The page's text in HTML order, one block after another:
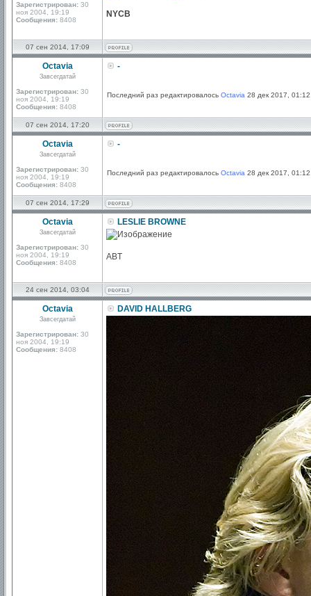
Зарегистрирован: 30
ноя 2004, 19:19
Сообщения: 8408
NYCB
07 сен 2014, 17:09
Octavia
Завсегдатай
Зарегистрирован: 30
ноя 2004, 19:19
Сообщения: 8408
-
Последний раз редактировалось Octavia 28 дек 2017,
07 сен 2014, 17:20
Octavia
Завсегдатай
Зарегистрирован: 30
ноя 2004, 19:19
Сообщения: 8408
-
Последний раз редактировалось Octavia 28 дек 2017,
07 сен 2014, 17:29
Octavia
Завсегдатай
Зарегистрирован: 30
ноя 2004, 19:19
Сообщения: 8408
LESLIE BROWNE
ABT
24 сен 2014, 03:04
Octavia
Завсегдатай
Зарегистрирован: 30
ноя 2004, 19:19
Сообщения: 8408
DAVID HALLBERG